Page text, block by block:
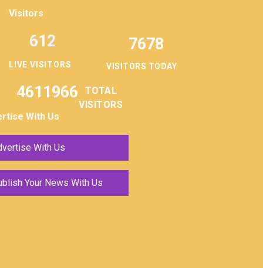
Visitors
LIVE VISITORS
612 7678
VISITORS TODAY
4611966
TOTAL
VISITORS
With Us
With Us
Your News With Us